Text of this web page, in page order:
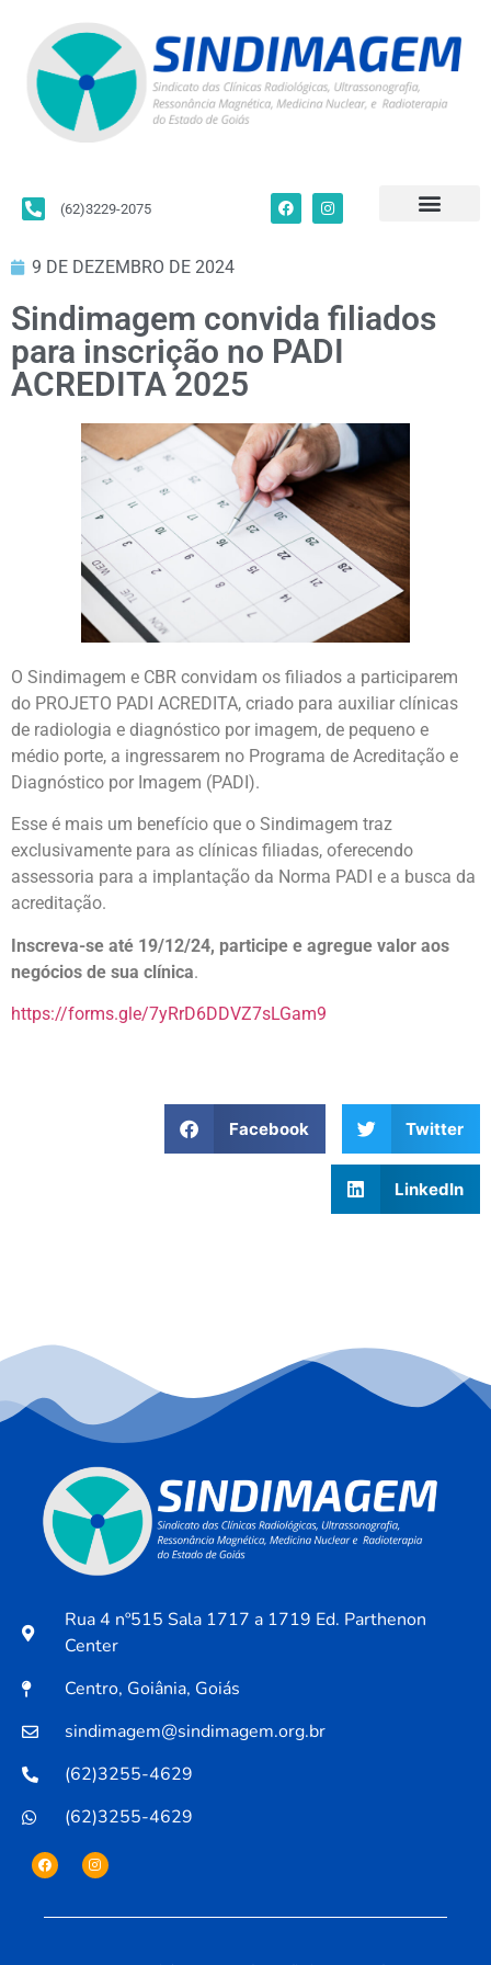
(62)3229-2075
9 DE DEZEMBRO DE 2024
Sindimagem convida filiados
para inscrição no PADI
ACREDITA 2025
O Sindimagem e CBR convidam os filiados a participarem
do PROJETO PADI ACREDITA, criado para auxiliar clínicas
de radiologia e diagnóstico por imagem, de pequeno e
médio porte, a ingressarem no Programa de Acreditação e
Diagnóstico por Imagem (PADI).
Esse é mais um benefício que o Sindimagem traz
exclusivamente para as clínicas filiadas, oferecendo
assessoria para a implantação da Norma PADI e a busca da
acreditação.
Inscreva-se até 19/12/24, participe e agregue valor aos
negócios de sua clínica.
https://forms.gle/7yRrD6DDVZ7sLGam9
Facebook Twitter
LinkedIn
Rua 4 nº515 Sala 1717 a 1719 Ed. Parthenon
Center
Centro, Goiânia, Goiás
sindimagem@sindimagem.org.br
(62)3255-4629
(62)3255-4629